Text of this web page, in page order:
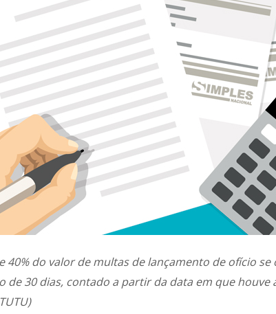
40% do valor de multas de lançamento de ofício
de 30 dias, contado a partir da data em que houve